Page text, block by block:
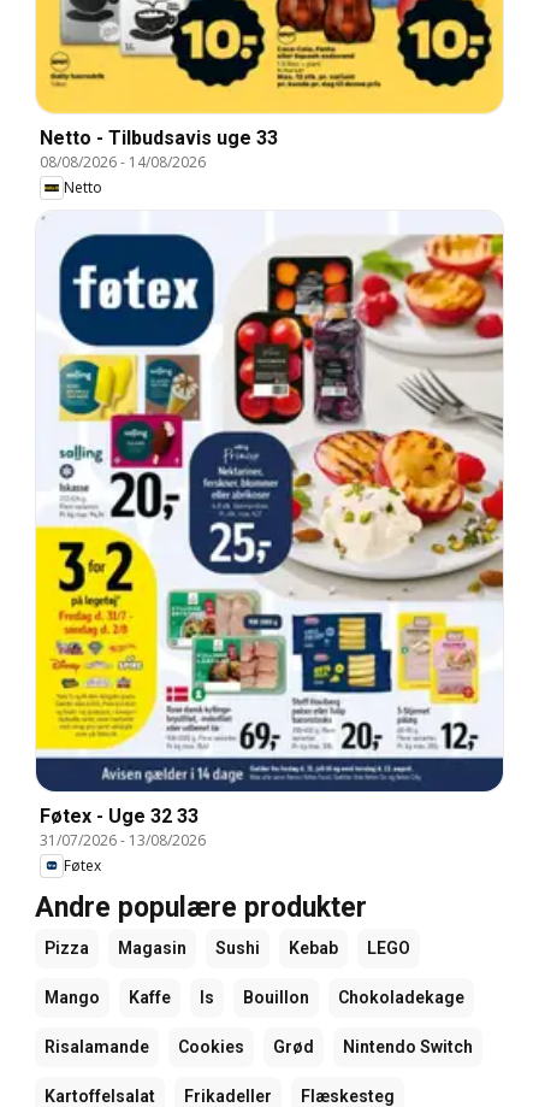
Netto - Tilbudsavis uge 33
08/08/2026- 14/08/2026
Netto
Føtex - Uge 32 33
31/07/2026- 13/08/2026
Føtex
Andre populære produkter
Pizza Magasin Sushi Kebab LEGO
Mango Kaffe Is Bouillon Chokoladekage
Risalamande Cookies Grød Nintendo Switch
Kartoffelsalat Frikadeller Flæskesteg